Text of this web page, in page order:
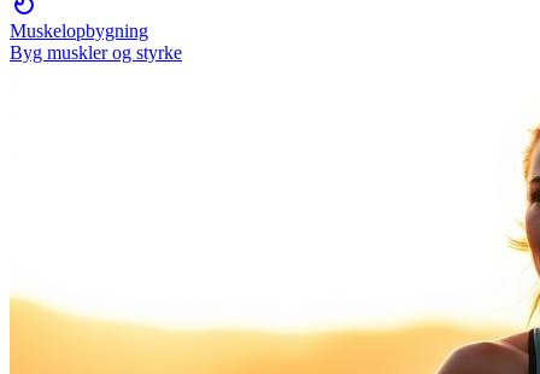
Muskelopbygning
Byg muskler og styrke